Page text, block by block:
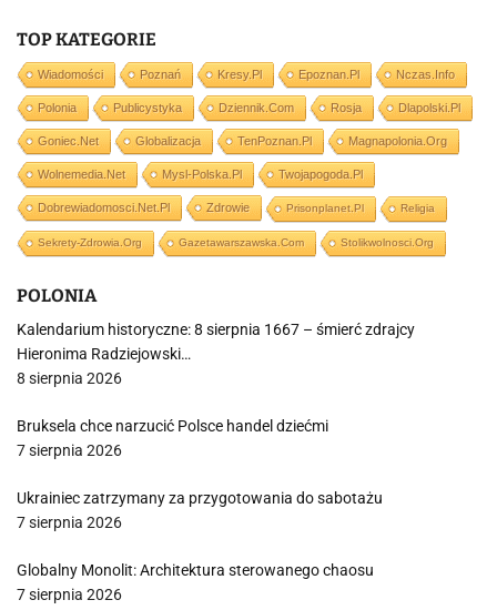
TOP KATEGORIE
Wiadomości Poznań Kresy.pl Epoznan.pl Nczas.info
Polonia Publicystyka Dziennik.com Rosja Dlapolski.pl
Goniec.net Globalizacja TenPoznan.pl Magnapolonia.org
Wolnemedia.net Mysl-Polska.pl Twojapogoda.pl
Dobrewiadomosci.net.pl Zdrowie Prisonplanet.pl Religia
Sekrety-Zdrowia.org Gazetawarszawska.com Stolikwolnosci.org
POLONIA
Kalendarium historyczne: 8 sierpnia 1667 – śmierć zdrajcy
Hieronima Radziejowski…
8 sierpnia 2026
Bruksela chce narzucić Polsce handel dziećmi
7 sierpnia 2026
Ukrainiec zatrzymany za przygotowania do sabotażu
7 sierpnia 2026
Globalny Monolit: Architektura sterowanego chaosu
7 sierpnia 2026